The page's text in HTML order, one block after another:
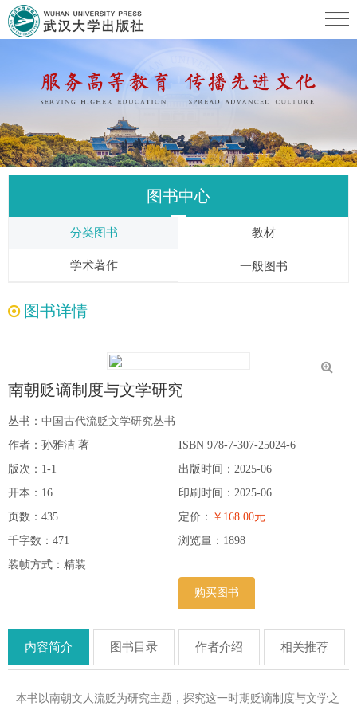
图书中心
分类图书 教材
学术著作 一般图书
图书详情
南朝贬谪制度与文学研究
丛书： 中国古代流贬文学研究丛书
作者：孙雅洁 著
版次：1-1
开本：16
页数：435
千字数：471
装帧方式：精装
ISBN 978-7-307-25024-6
出版时间：2025-06
印刷时间：2025-06
定价： ￥168.00元
浏览量： 1898
购买图书
内容简介 图书目录 作者介绍 相关推荐
本书以南朝文人流贬为研究主题，探究这一时期贬谪制度与文学之